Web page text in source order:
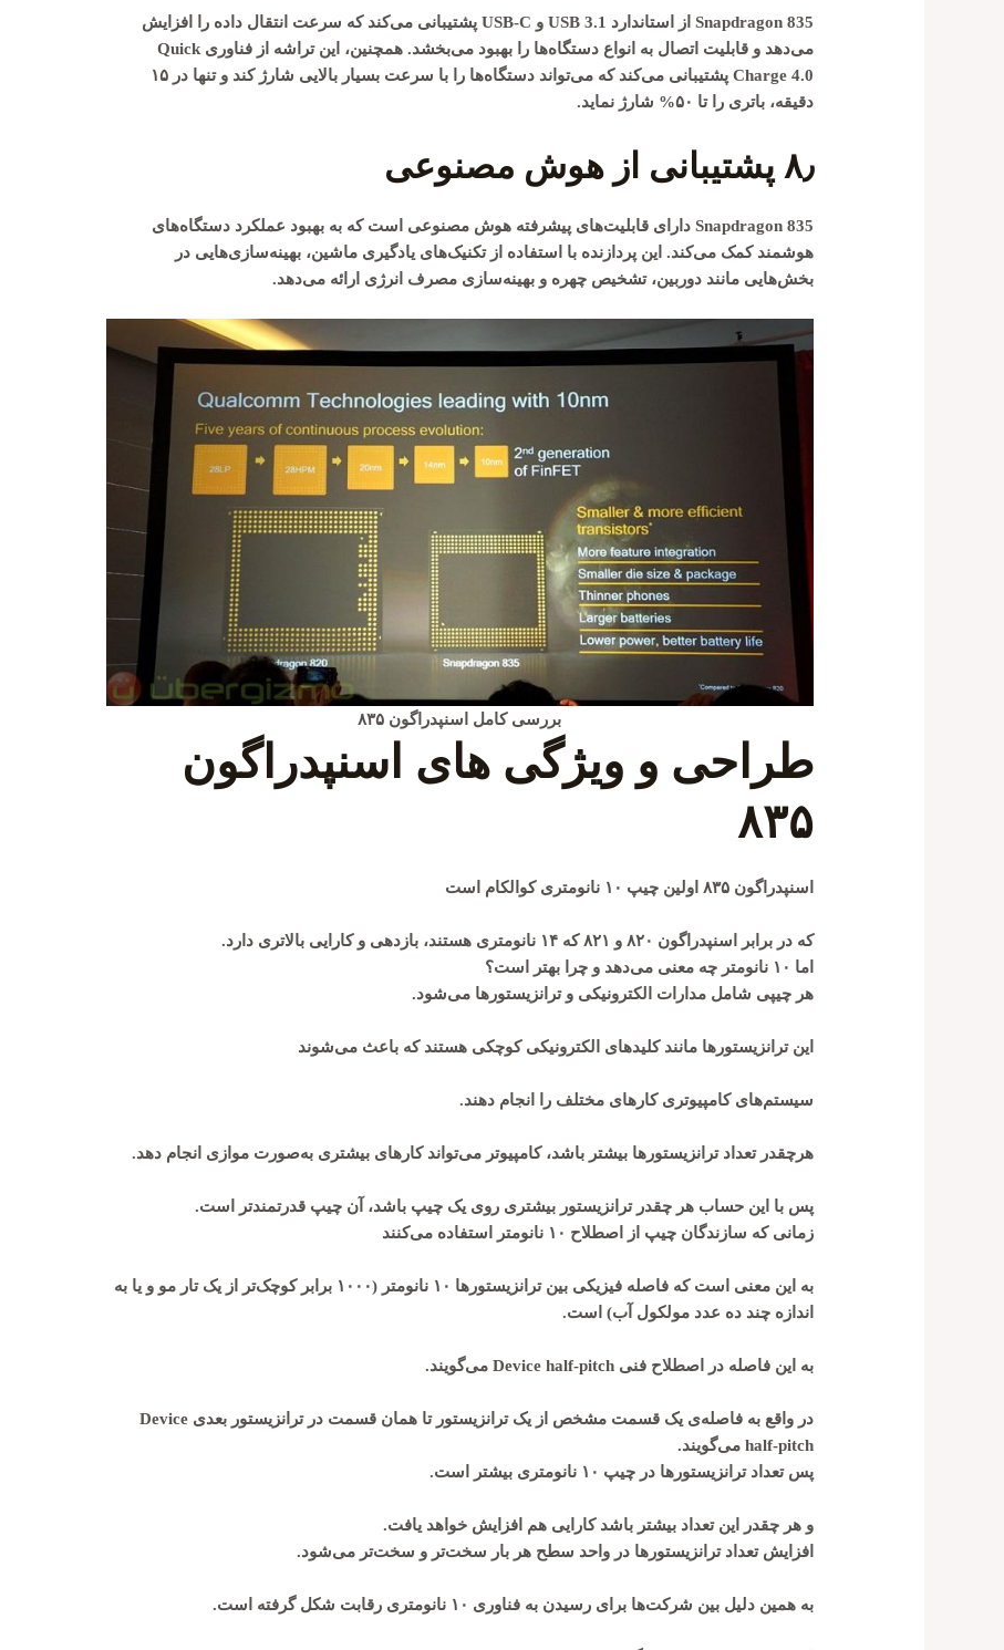
Snapdragon 835 از استاندارد USB 3.1 و USB-C پشتیبانی می‌کند که سرعت انتقال داده را افزایش
می‌دهد و قابلیت اتصال به انواع دستگاه‌ها را بهبود می‌بخشد. همچنین، این تراشه از فناوریQuick
Charge 4.0
پشتیبانی می‌کند که می‌تواند دستگاه‌ها را با سرعت بسیار بالایی شارژ کند و تنها در ۱۵
دقیقه، باتری را تا ۵۰% شارژ نماید.
۸٫ پشتیبانی از هوش مصنوعی
Snapdragon 835 دارای قابلیت‌های پیشرفته هوش مصنوعی است که به بهبود عملکرد دستگاه‌های
هوشمند کمک می‌کند. این پردازنده با استفاده از تکنیک‌های یادگیری ماشین، بهینه‌سازی‌هایی در
بخش‌هایی مانند دوربین، تشخیص چهره و بهینه‌سازی مصرف انرژی ارائه می‌دهد.
بررسی کامل اسنپدراگون ۸۳۵
طراحی و ویژگی های اسنپدراگون
۸۳۵
اسنپدراگون ۸۳۵ اولین چیپ ۱۰ نانومتری کوالکام است
که در برابر اسنپدراگون ۸۲۰ و ۸۲۱ که ۱۴ نانومتری هستند، بازدهی و کارایی بالاتری دارد.
اما ۱۰ نانومتر چه معنی می‌دهد و چرا بهتر است؟
هر چیپی شامل مدارات الکترونیکی و ترانزیستورها می‌شود.
این ترانزیستورها مانند کلیدهای الکترونیکی کوچکی هستند که باعث می‌شوند
سیستم‌های کامپیوتری کارهای مختلف را انجام دهند.
هرچقدر تعداد ترانزیستورها بیشتر باشد، کامپیوتر می‌تواند کارهای بیشتری به‌صورت موازی انجام دهد.
پس با این حساب هر چقدر ترانزیستور بیشتری روی یک چیپ باشد، آن چیپ قدرتمندتر است.
زمانی که سازندگان چیپ از اصطلاح ۱۰ نانومتر استفاده می‌کنند
به این معنی است که فاصله فیزیکی بین ترانزیستورها ۱۰ نانومتر (۱۰۰۰ برابر کوچک‌تر از یک تار مو و یا به
اندازه چند ده عدد مولکول آب) است.
به این فاصله در اصطلاح فنی Device half-pitch می‌گویند.
در واقع به فاصله‌ی یک قسمت مشخص از یک ترانزیستور تا همان قسمت در ترانزیستور بعدی Device
half-pitch می‌گویند.
پس تعداد ترانزیستورها در چیپ ۱۰ نانومتری بیشتر است.
و هر چقدر این تعداد بیشتر باشد کارایی هم افزایش خواهد یافت.
افزایش تعداد ترانزیستورها در واحد سطح هر بار سخت‌تر و سخت‌تر می‌شود.
به همین دلیل بین شرکت‌ها برای رسیدن به فناوری ۱۰ نانومتری رقابت شکل گرفته است.